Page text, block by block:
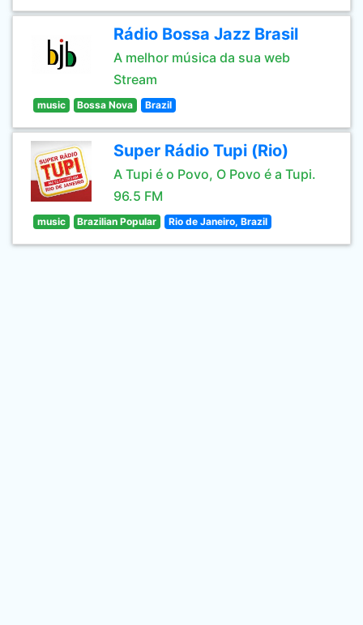
Rádio Bossa Jazz Brasil
A melhor música da sua web
Stream
music Bossa Nova Brazil
Super Rádio Tupi (Rio)
A Tupi é o Povo, O Povo é a Tupi.
96.5 FM
music Brazilian Popular Rio de Janeiro, Brazil